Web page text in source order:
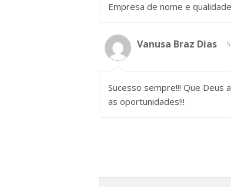
Empresa de nome e
Vanusa Braz Dias
Sucesso sempre!!! Que
as oportunidades!!!